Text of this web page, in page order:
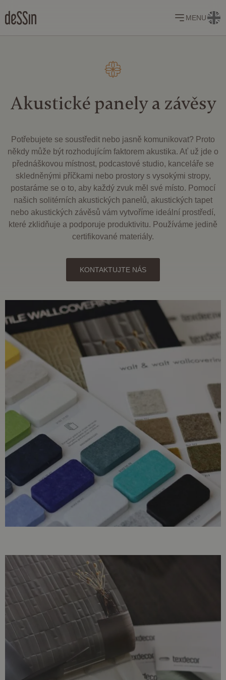
MENU
Akustické panely a závěsy
Potřebujete se soustředit nebo jasně komunikovat? Proto
někdy může být rozhodujícím faktorem akustika. Ať už jde o
přednáškovou místnost, podcastové studio, kanceláře se
skledněnými příčkami nebo prostory s vysokými stropy,
postaráme se o to, aby každý zvuk měl své místo. Pomocí
našich solitérních akustických panelů, akustických tapet
nebo akustických závěsů vám vytvoříme ideální prostředí,
které zklidňuje a podporuje produktivitu. Používáme jedině
certifikované materiály.
KONTAKTUJTE NÁS